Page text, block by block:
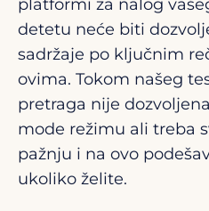
platformi za nalog
detetu neće biti
sadržaje po ključnim
ovima. Tokom našeg
pretraga nije
mode režimu ali treba
pažnju i na ovo
ukoliko želite.